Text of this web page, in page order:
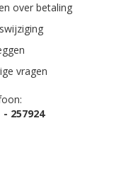
over betaling
vragen
- 257924